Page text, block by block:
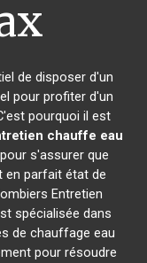
de disposer d'un
pour profiter d'un
pourquoi il est
chauffe eau
s'assurer que
en parfait état de
Entretien
spécialisée dans
de chauffage eau
pour résoudre